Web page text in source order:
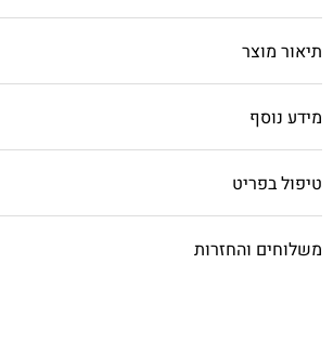
תיאור מוצר
מידע נוסף
טיפול בפריט
משלוחים והחזרות